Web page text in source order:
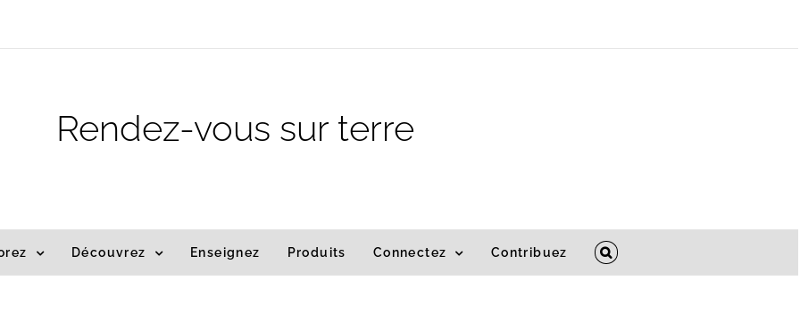
Rendez-vous sur terre
Découvrez Enseignez Produits Connectez Contribuez